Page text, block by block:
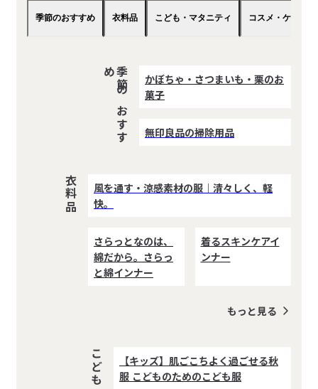
季節のおすすめ 衣料品 こども・マタニティ コスメ・ケア
季
節
の
お
す
す
め
かぼちゃ・さつまいも・栗のお
菓子
無印良品の掃除用品
衣料品
風を通す・涼感素材の服｜清々しく、軽
快。
さらっとなのは、
綿だから。さらっ
と綿インナー
着るスキンケアイ
ンナー
もっと見る
【キッズ】肌ごこちよく過ごせる秋
服 こどものためのこども服